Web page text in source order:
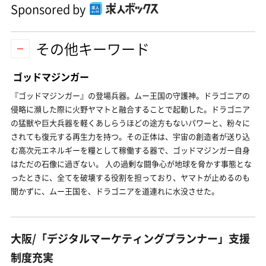
Sponsored by
その他キーワード
ゴッドマジンガー
『ゴッドマジンガー』の登場兵器。ムー王国の守護神。ドラゴニアの
侵略に瀕した際に火野ヤマトと融合することで起動した。ドラゴニア
の猛獣や巨大兵器を軽くあしらうほどの途方もないパワーと、粉々に
されても復元する再生力を持つ。その正体は、宇宙の創造者が送り込
む高次元エネルギーを糧として稼働する器で、ゴッドマジンガー自身
はただの石像に過ぎない。 人の過剰な闘争心が地球を脅かす事態とな
ったときに、全てを破壊する役割を担っており、ヤマトが止めるのも
聞かずに、ムー王国を、ドラゴニアを道連れに水没させた。
大阪/「デジタルマーケティングプランナー」支援
制度充実